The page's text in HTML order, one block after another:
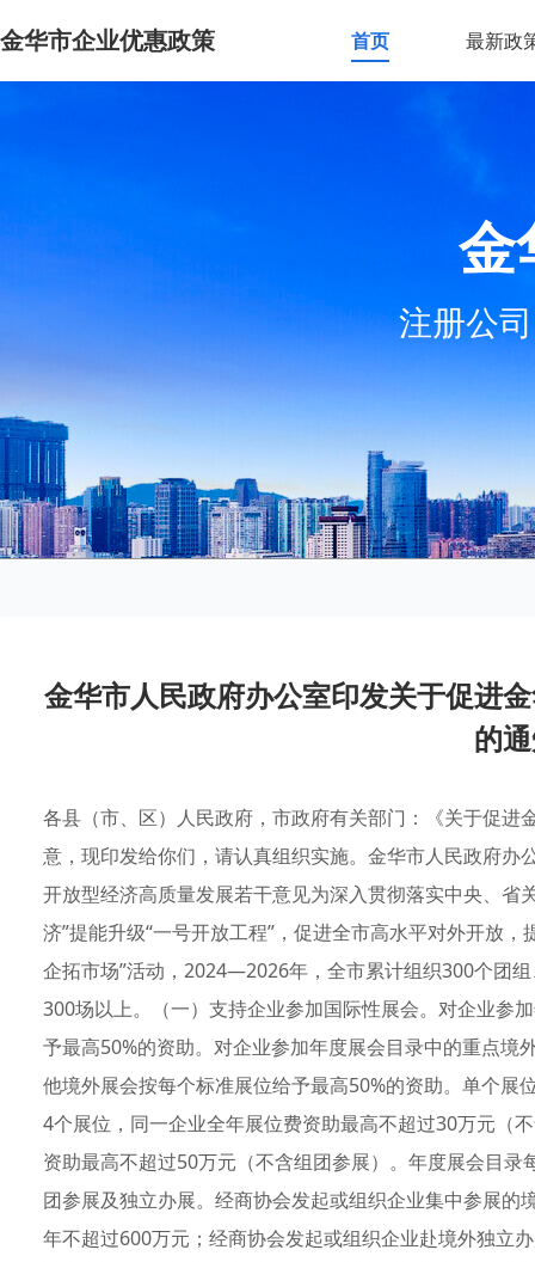
金华市企业优惠政策 首页 最新政
金
注册公
金华市人民政府办公室印发关于促进
的
各县（市、区）人民政府，市政府有关部门：《关于促
意，现印发给你们，请认真组织实施。金华市人民政府
开放型经济高质量发展若干意见为深入贯彻落实中央、省
济”提能升级“一号开放工程”，促进全市高水平对外开放
企拓市场”活动，2024—2026年，全市累计组织300个团
300场以上。（一）支持企业参加国际性展会。对企业参
予最高50%的资助。对企业参加年度展会目录中的重点境
他境外展会按每个标准展位给予最高50%的资助。单个
4个展位，同一企业全年展位费资助最高不超过30万元（
资助最高不超过50万元（不含组团参展）。年度展会目
团参展及独立办展。经商协会发起或组织企业集中参展
年不超过600万元；经商协会发起或组织企业赴境外独立